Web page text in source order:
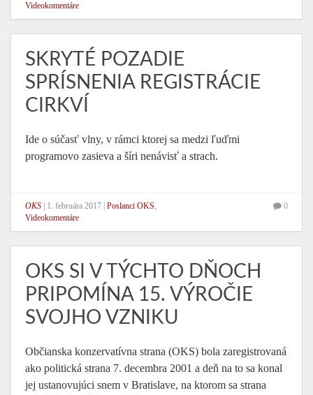
Videokomentáre
SKRYTÉ POZADIE
SPRÍSNENIA REGISTRÁCIE
CIRKVÍ
Ide o súčasť vlny, v rámci ktorej sa medzi ľuďmi
programovo zasieva a šíri nenávisť a strach.
OKS 1. februára 2017 Poslanci OKS,
Videokomentáre
0
OKS SI V TÝCHTO DŇOCH
PRIPOMÍNA 15. VÝROČIE
SVOJHO VZNIKU
Občianska konzervatívna strana (OKS) bola zaregistrovaná
ako politická strana 7. decembra 2001 a deň na to sa konal
jej ustanovujúci snem v Bratislave, na ktorom sa strana